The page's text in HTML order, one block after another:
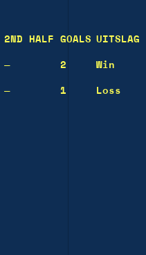
2ND HALF GOALS UITSLAG
— 2 Win
— 1 Loss